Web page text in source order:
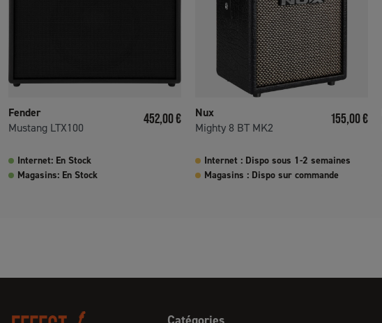
Fender
Mustang LTX100
Prix
452,00 €
Internet: En Stock
Magasins: En Stock
Nux
Mighty 8 BT MK2
Prix
155,00 €
Internet : Dispo sous 1-2 semaines
Magasins : Dispo sur commande